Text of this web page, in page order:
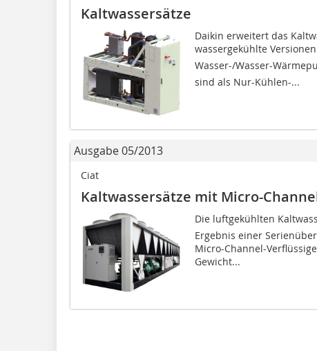
Kaltwassersätze
Daikin erweitert das
wassergekühlte Versionen
Wasser-/Wasser-
sind als Nur-Kühlen-...
Ausgabe 05/2013
Ciat
Kaltwassersätze mit Micro-
Die luftgekühlten
Ergebnis einer
Micro-Channel-
Gewicht...